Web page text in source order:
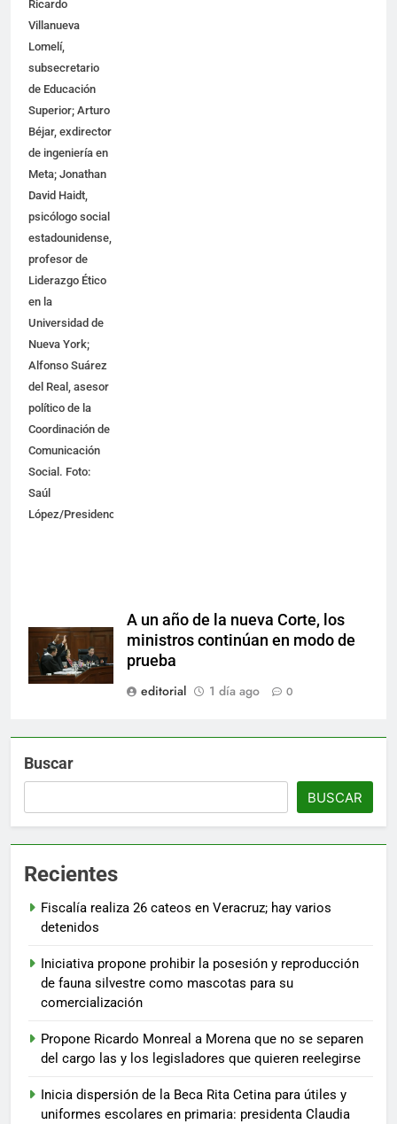
Ricardo
Villanueva
Lomelí,
subsecretario
de Educación
Superior; Arturo
Béjar, exdirector
de ingeniería en
Meta; Jonathan
David Haidt,
psicólogo social
estadounidense,
profesor de
Liderazgo Ético
en la
Universidad de
Nueva York;
Alfonso Suárez
del Real, asesor
político de la
Coordinación de
Comunicación
Social. Foto:
Saúl
López/Presidencia
A un año de la nueva Corte, los
ministros continúan en modo de
prueba
editorial
1 día ago 0
Buscar
BUSCAR
Recientes
Fiscalía realiza 26 cateos en Veracruz; hay varios
detenidos
Iniciativa propone prohibir la posesión y reproducción
de fauna silvestre como mascotas para su
comercialización
Propone Ricardo Monreal a Morena que no se separen
del cargo las y los legisladores que quieren reelegirse
Inicia dispersión de la Beca Rita Cetina para útiles y
uniformes escolares en primaria: presidenta Claudia